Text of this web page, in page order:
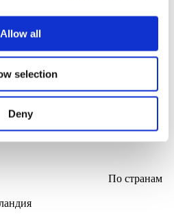
Allow all
selection
Deny
По странам